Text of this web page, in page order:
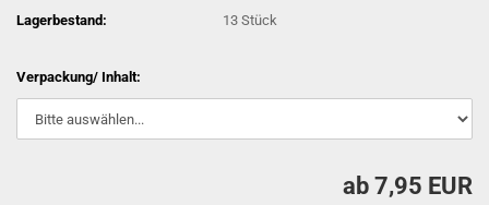
Lagerbestand: 13Stück
Verpackung/ Inhalt:
ab 7,95 EUR